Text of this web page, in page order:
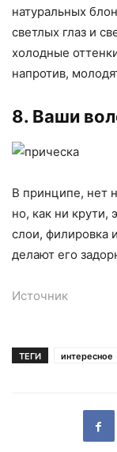
натуральных
светлых глаз и
холодные
напротив,
8. Ваши
В принципе, нет
но, как ни крути,
слои, филировка
делают его
Источник
ТЕГИ интересное